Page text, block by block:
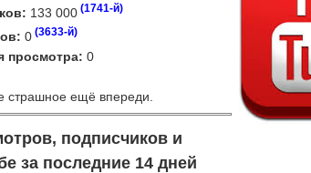
133 000 (1741-й)
0 (3633-й)
просмотра: 0
страшное ещё впереди.
подписчиков и
за последние 14 дней